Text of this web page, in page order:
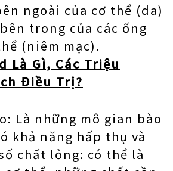
ngoài của cơ thể (da)
trong của các ống
(niêm mạc).
Là Gì, Các Triệu
Điều Trị?
Là những mô gian bào
khả năng hấp thụ và
chất lỏng: có thể là